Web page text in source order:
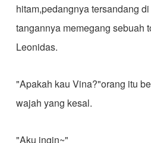
hitam,pedangnya tersandang
tangannya memegang sebuah
Leonidas.
"Apakah kau Vina?"orang itu
wajah yang kesal.
"Aku ingin~"